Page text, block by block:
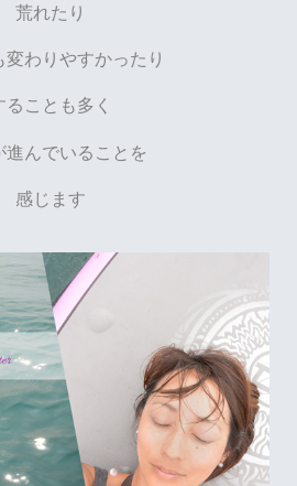
荒れたり
変わりやすかったり
ることも多く
進んでいることを
感じます